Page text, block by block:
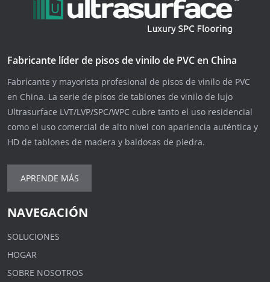
Fabricante líder de pisos de vinilo de PVC en China
Fabricante y mayorista profesional de pisos de vinilo de PVC
en China. La serie de pisos de tablones de vinilo de lujo
Ultrasurface LVT/LVP/SPC/WPC cubre tanto el uso residencial
como el uso comercial de alto nivel con apariencia auténtica y
HD de tablones de madera y baldosas de piedra.
APRENDE MÁS
NAVEGACIÓN
SOLUCIONES
HOGAR
SOBRE NOSOTROS